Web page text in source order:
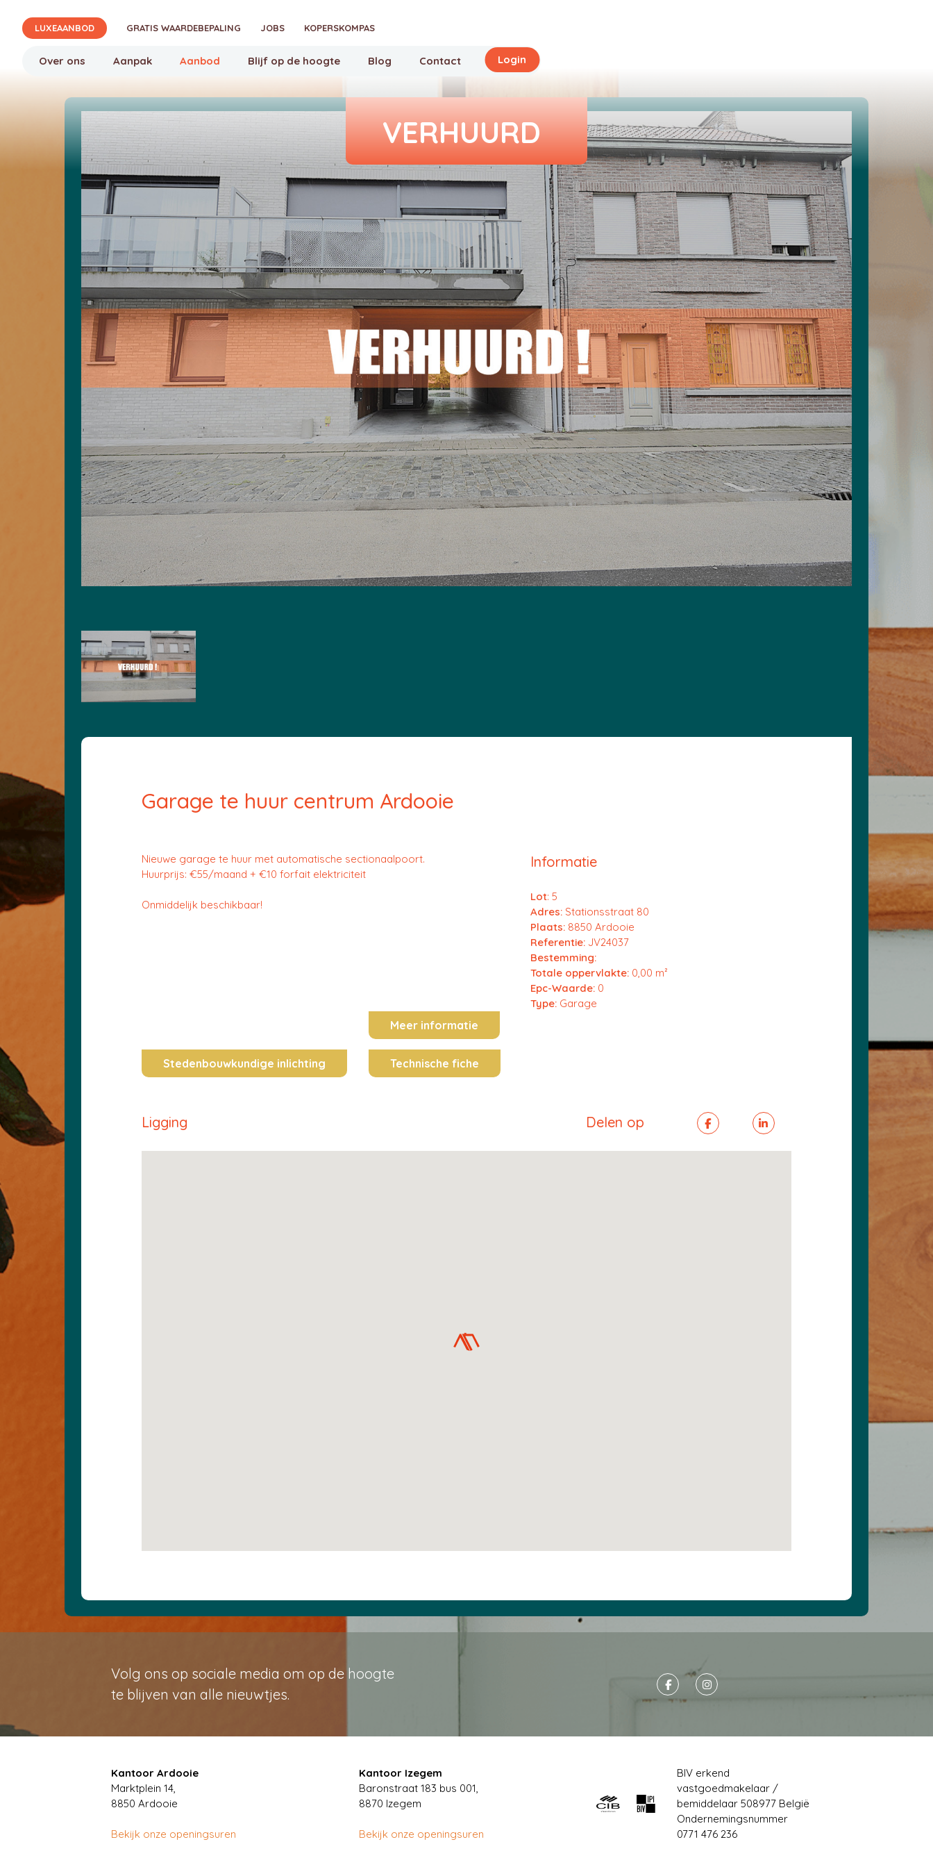
Verjon
LUXEAANBOD GRATIS WAARDEBEPALING JOBS KOPERSKOMPAS
Over ons Aanpak Aanbod Blijf op de hoogte Blog Contact Login
Te huur
Projecten
Spaans vastgoed
VERHUURD
Garage te huur centrum Ardooie
Nieuwe garage te huur met automatische sectionaalpoort.
Huurprijs: €55/maand + €10 forfait elektriciteit
Onmiddelijk beschikbaar!
Informatie
Lot: 5
Adres:Stationsstraat 80
Plaats: 8850 Ardooie
Referentie:JV24037
Bestemming:
Totale oppervlakte: 0,00 m²
Epc-Waarde: 0
Type:Garage
Meer informatie
Stedenbouwkundige inlichting Technische fiche
Ligging Delen op
Volg ons op sociale media om op de hoogte
te blijven van alle nieuwtjes.
Kantoor Ardooie
Marktplein 14,
8850 Ardooie
Bekijk onze openingsuren
Kantoor Izegem
Baronstraat 183 bus 001,
8870 Izegem
Bekijk onze openingsuren
BIV erkend
vastgoedmakelaar /
bemiddelaar 508977 België
Ondernemingsnummer
0771 476 236